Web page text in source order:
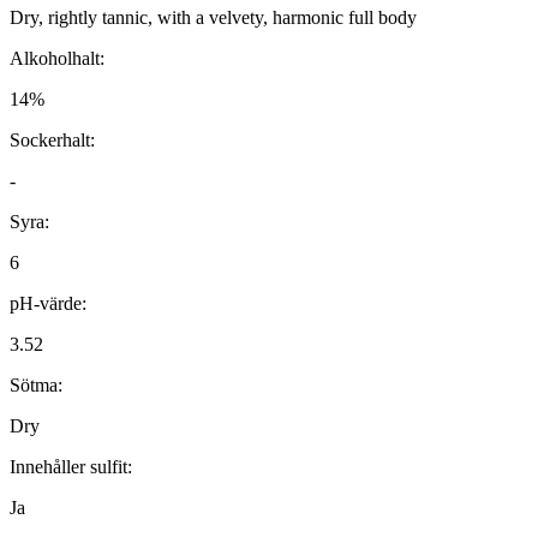
Dry, rightly tannic, with a velvety, harmonic full body
Alkoholhalt:
14%
Sockerhalt:
-
Syra:
6
pH-värde:
3.52
Sötma:
Dry
Innehåller sulfit:
Ja